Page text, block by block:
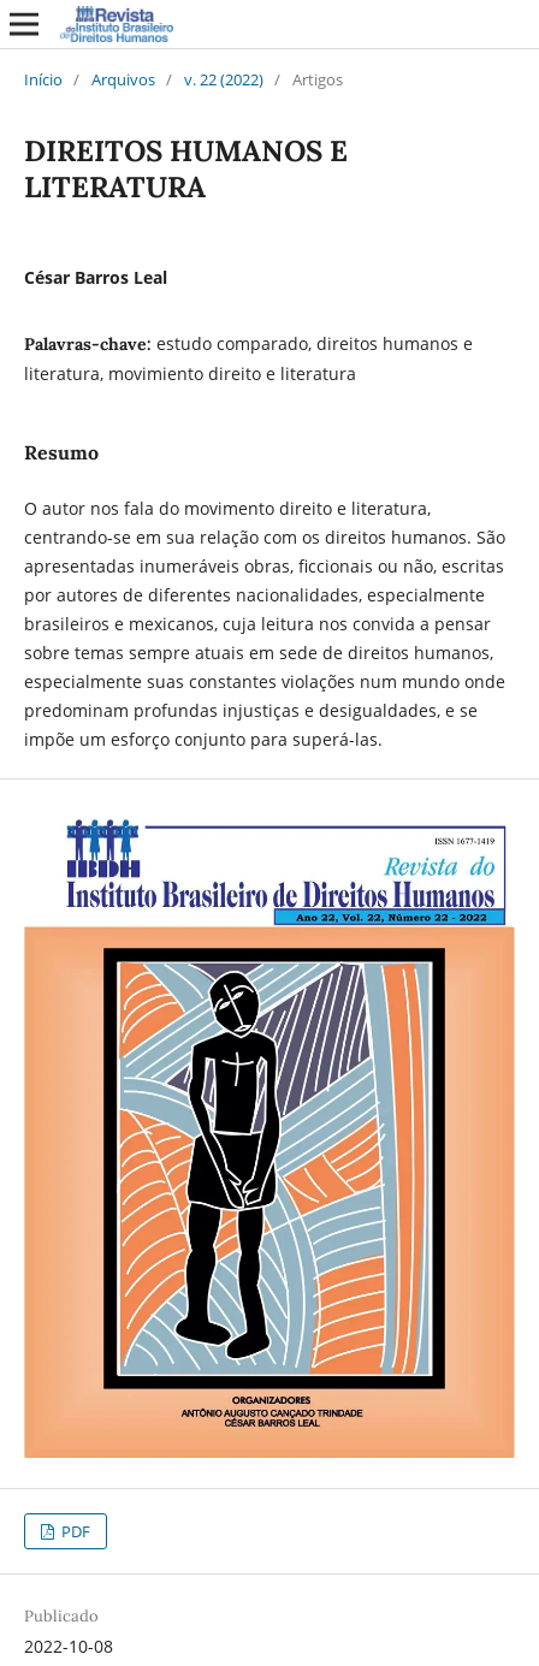
Início / Arquivos / v. 22 (2022) / Artigos
DIREITOS HUMANOS E
LITERATURA
César Barros Leal
Palavras-chave: estudo comparado, direitos humanos e
literatura, movimiento direito e literatura
Resumo
O autor nos fala do movimento direito e literatura,
centrando-se em sua relação com os direitos humanos. São
apresentadas inumeráveis obras, ficcionais ou não, escritas
por autores de diferentes nacionalidades, especialmente
brasileiros e mexicanos, cuja leitura nos convida a pensar
sobre temas sempre atuais em sede de direitos humanos,
especialmente suas constantes violações num mundo onde
predominam profundas injustiças e desigualdades, e se
impõe um esforço conjunto para superá-las.
PDF
Publicado
2022-10-08